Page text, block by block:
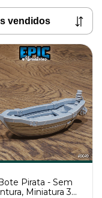
Pirata - Sem
Miniatura 3D